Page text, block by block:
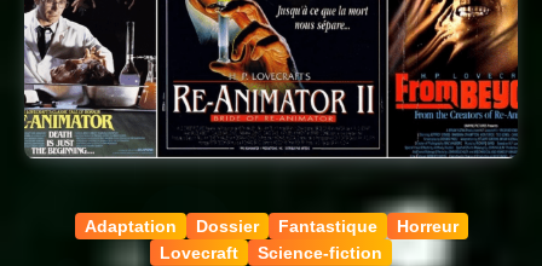
Adaptation Dossier Fantastique
Horreur
Lovecraft
Science-fiction